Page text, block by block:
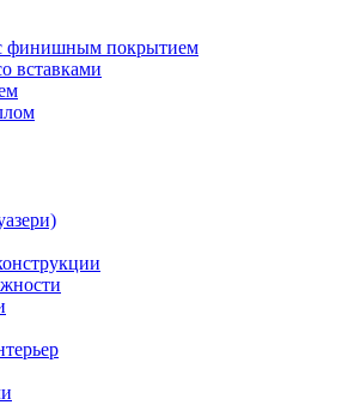
финишным покрытием
вставками